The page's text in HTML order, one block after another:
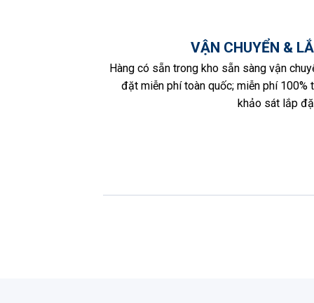
VẬN CHUYỂN &
Hàng có sẵn trong kho sẵn sàng vận
đặt miễn phí toàn quốc; miễn phí 100%
khảo sát lắp